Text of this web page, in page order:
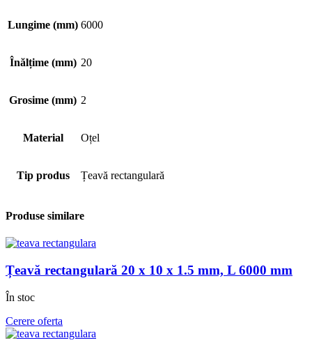
Lungime (mm) 6000
Înălțime (mm) 20
Grosime (mm) 2
Material Oțel
Tip produs Țeavă rectangulară
Produse similare
Țeavă rectangulară 20 x 10 x 1.5 mm, L 6000 mm
În stoc
Cerere oferta